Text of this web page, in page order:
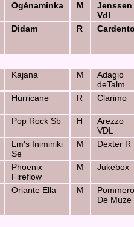
Ogénaminka M
Jenssen
Vdl
Didam R
Kajana M
Adagio
deTalm
Hurricane R Clarimo
Pop Rock Sb H
Arezzo
VDL
Lm's Iniminiki
Se
M Dexter R
Phoenix
Fireflow
M Jukebox
Oriante Ella M
De Muze